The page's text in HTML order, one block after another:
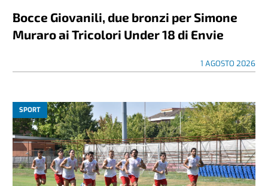
Bocce Giovanili, due bronzi per Simone
Muraro ai Tricolori Under 18 di Envie
1 AGOSTO 2026
SPORT